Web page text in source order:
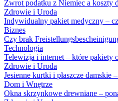
Zwrot podatku z Niemiec a koszty
Zdrowie i Uroda
Indywidualny pakiet medyczny –
Biznes
Czy brak
Technologia
Telewizja i internet – które pakiety
Zdrowie i Uroda
Jesienne kurtki i płaszcze damskie
Dom i Wnętrze
Okna skrzynkowe drewniane –